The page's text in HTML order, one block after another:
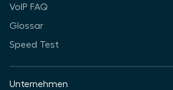
VoIP FAQ
Glossar
Speed Test
Unternehmen